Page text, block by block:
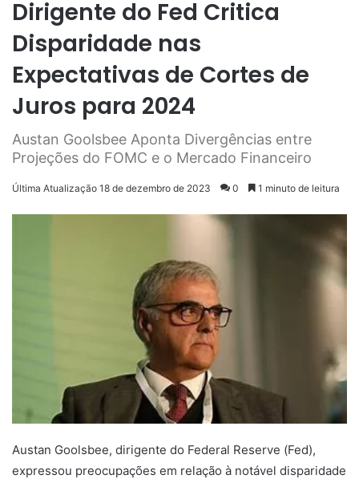
Dirigente do Fed Critica
Disparidade nas
Expectativas de Cortes de
Juros para 2024
Austan Goolsbee Aponta Divergências entre
Projeções do FOMC e o Mercado Financeiro
Última Atualização 18 de dezembro de 2023 0 1 minuto de leitura
Austan Goolsbee, dirigente do Federal Reserve (Fed),
expressou preocupações em relação à notável disparidade